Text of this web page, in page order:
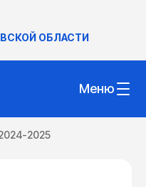
ОБЛАСТИ
Меню
2025